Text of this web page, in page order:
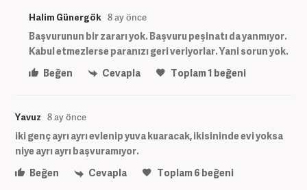
Halim Günergök 8 ay önce
Başvurunun bir zararı yok. Başvuru peşinatı da yanmıyor.
Kabul etmezlerse paranızı geri veriyorlar. Yani sorun yok.
Beğen
Cevapla Toplam1 beğeni
Yavuz 8 ay önce
iki genç ayrı ayrı evlenip yuva kuaracak, ikisininde evi yoksa
niye ayrı ayrı başvuramıyor.
Beğen
Cevapla Toplam6 beğeni